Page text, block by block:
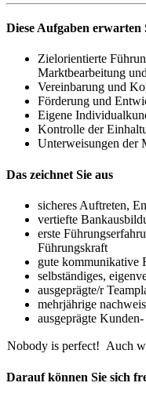
Diese Aufgaben erwarten
Zielorientierte
Marktbearbeitung
Vereinbarung und
Förderung und
Eigene
Kontrolle der
Unterweisungen der
Das zeichnet Sie aus
sicheres Auftreten,
vertiefte
erste
Führungskraft
gute kommunikative
selbständiges,
ausgeprägte/r
mehrjährige
ausgeprägte
Nobody is perfect! Auch
Darauf können Sie sich